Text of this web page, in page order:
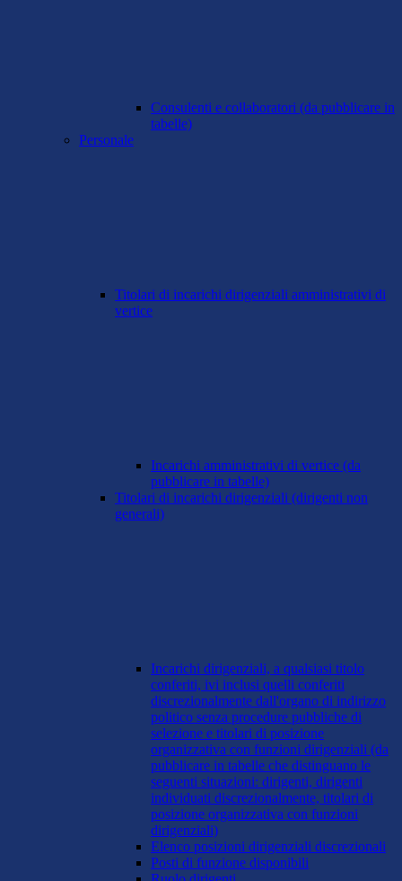
Consulenti e collaboratori (da pubblicare in
tabelle)
Personale
Titolari di incarichi dirigenziali amministrativi di
vertice
Incarichi amministrativi di vertice (da
pubblicare in tabelle)
Titolari di incarichi dirigenziali (dirigenti non
generali)
Incarichi dirigenziali, a qualsiasi titolo
conferiti, ivi inclusi quelli conferiti
discrezionalmente dall'organo di indirizzo
politico senza procedure pubbliche di
selezione e titolari di posizione
organizzativa con funzioni dirigenziali (da
pubblicare in tabelle che distinguano le
seguenti situazioni: dirigenti, dirigenti
individuati discrezionalmente, titolari di
posizione organizzativa con funzioni
dirigenziali)
Elenco posizioni dirigenziali discrezionali
Posti di funzione disponibili